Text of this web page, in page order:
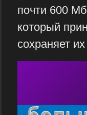
почти 600
который
сохраняет